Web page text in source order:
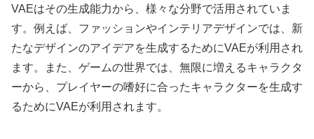
VAEはその生成能力から、様々な分野で活用されていま
す。例えば、ファッションやインテリアデザインでは、新
たなデザインのアイデアを生成するためにVAEが利用され
ます。また、ゲームの世界では、無限に増えるキャラクタ
ーから、プレイヤーの嗜好に合ったキャラクターを生成す
るためにVAEが利用されます。